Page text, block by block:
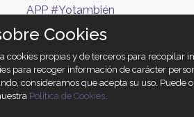
APP #Yotambién
Cookies
cookies propias y de terceros para
para recoger información de carácter
consideramos que acepta su uso.
Política de Cookies.